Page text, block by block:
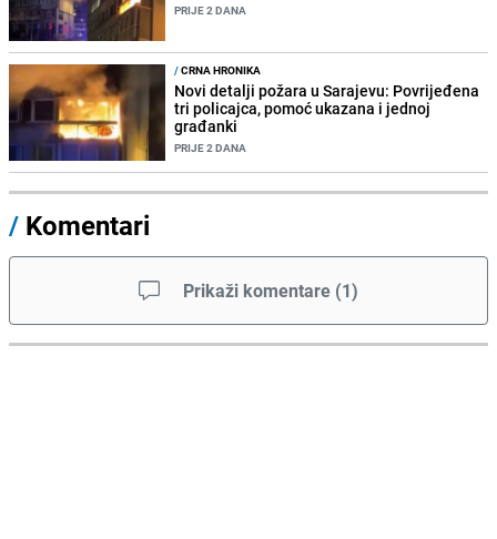
PRIJE 2 DANA
/CRNA HRONIKA
Novi detalji požara u Sarajevu: Povrijeđena
tri policajca, pomoć ukazana i jednoj
građanki
PRIJE 2 DANA
/ Komentari
Prikaži komentare (1)